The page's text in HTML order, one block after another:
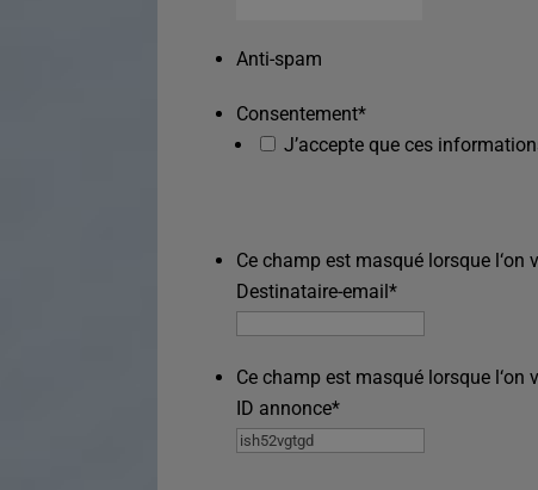
Anti-spam
Consentement*
J’accepte que ces
Ce champ est masqué lorsque l‘on
Destinataire-email*
Ce champ est masqué lorsque l‘on
ID annonce*